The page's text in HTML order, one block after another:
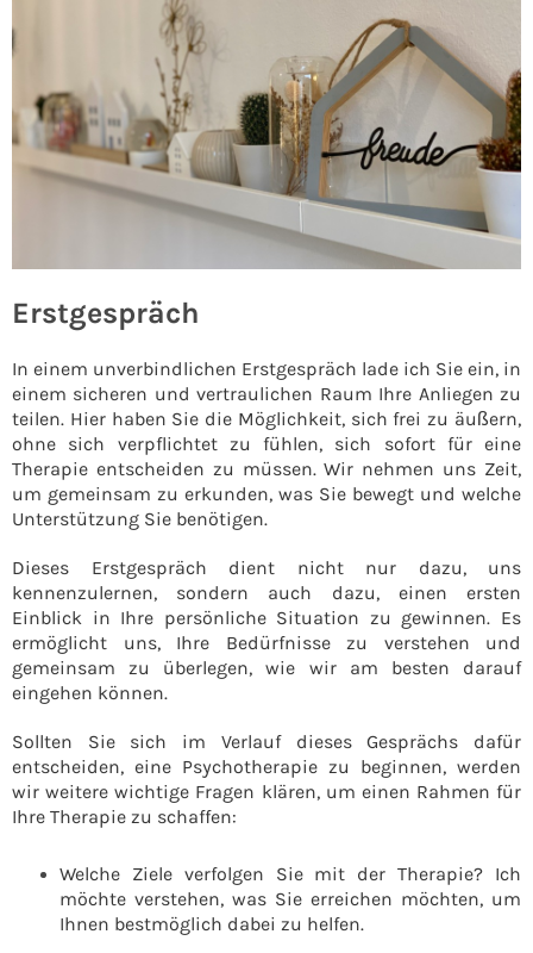
Erstgespräch
In einem unverbindlichen Erstgespräch lade ich Sie ein, in
einem sicheren und vertraulichen Raum Ihre Anliegen zu
teilen. Hier haben Sie die Möglichkeit, sich frei zu äußern,
ohne sich verpflichtet zu fühlen, sich sofort für eine
Therapie entscheiden zu müssen. Wir nehmen uns Zeit,
um gemeinsam zu erkunden, was Sie bewegt und welche
Unterstützung Sie benötigen.
Dieses Erstgespräch dient nicht nur dazu, uns
kennenzulernen, sondern auch dazu, einen ersten
Einblick in Ihre persönliche Situation zu gewinnen. Es
ermöglicht uns, Ihre Bedürfnisse zu verstehen und
gemeinsam zu überlegen, wie wir am besten darauf
eingehen können.
Sollten Sie sich im Verlauf dieses Gesprächs dafür
entscheiden, eine Psychotherapie zu beginnen, werden
wir weitere wichtige Fragen klären, um einen Rahmen für
Ihre Therapie zu schaffen:
Welche Ziele verfolgen Sie mit der Therapie? Ich
möchte verstehen, was Sie erreichen möchten, um
Ihnen bestmöglich dabei zu helfen.